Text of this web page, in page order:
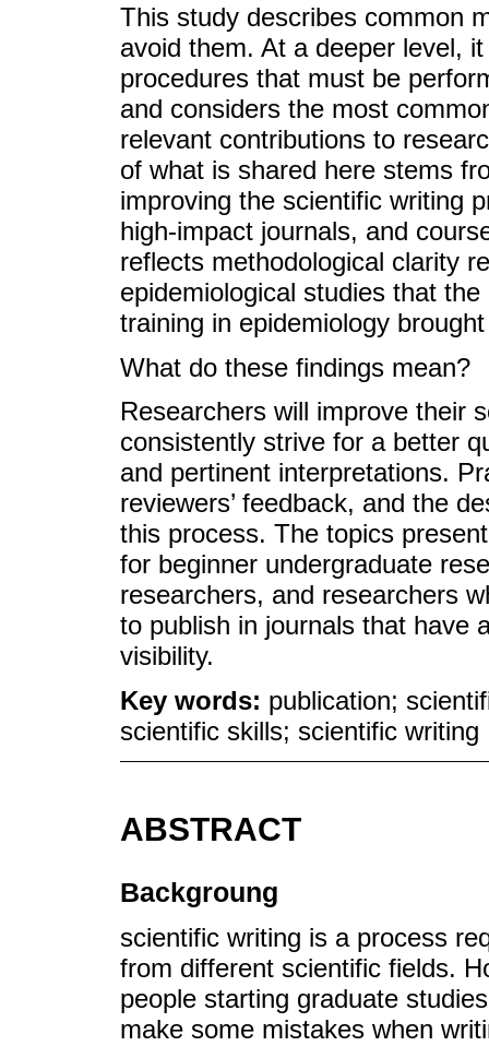
This study describes common
avoid them. At a deeper level,
procedures that must be
and considers the most
relevant contributions to
of what is shared here stems
improving the scientific writing
high-impact journals, and
reflects methodological clarity
epidemiological studies that
training in epidemiology
What do these findings mean?
Researchers will improve their
consistently strive for a better
and pertinent interpretations.
reviewers’ feedback, and the
this process. The topics
for beginner undergraduate
researchers, and researchers
to publish in journals that have
visibility.
Key words: publication;
scientific skills; scientific writing
ABSTRACT
Backgroung
scientific writing is a process
from different scientific fields.
people starting graduate
make some mistakes when